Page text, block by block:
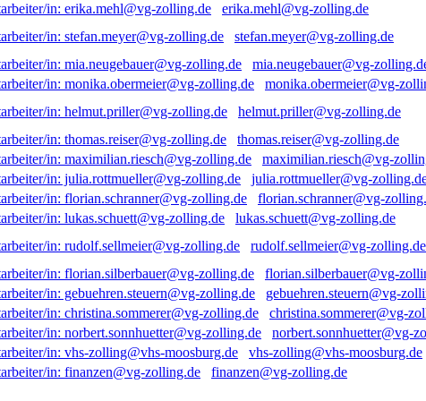
erika.mehl@vg-zolling.de
stefan.meyer@vg-zolling.de
mia.neugebauer@vg-
monika.obermeier@vg-
helmut.priller@vg-zolling.de
thomas.reiser@vg-zolling.de
maximilian.riesch@vg-
julia.rottmueller@vg-
florian.schranner@vg-
lukas.schuett@vg-zolling.de
rudolf.sellmeier@vg-zolling.de
florian.silberbauer@vg-
gebuehren.steuern@vg-
christina.sommerer@vg-
norbert.sonnhuetter@vg-
vhs-zolling@vhs-moosburg.de
finanzen@vg-zolling.de